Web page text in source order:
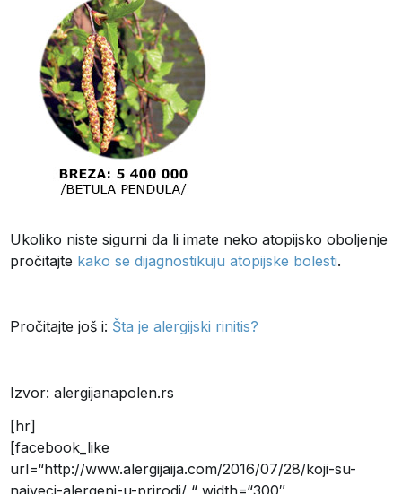
Ukoliko niste sigurni da li imate neko atopijsko oboljenje
pročitajte kako se dijagnostikuju atopijske bolesti.
Pročitajte još i: Šta je alergijski rinitis?
Izvor: alergijanapolen.rs
[hr]
[facebook_like
url=“http://www.alergijaija.com/2016/07/28/koji-su-
najveci-alergeni-u-prirodi/ “ width=“300″